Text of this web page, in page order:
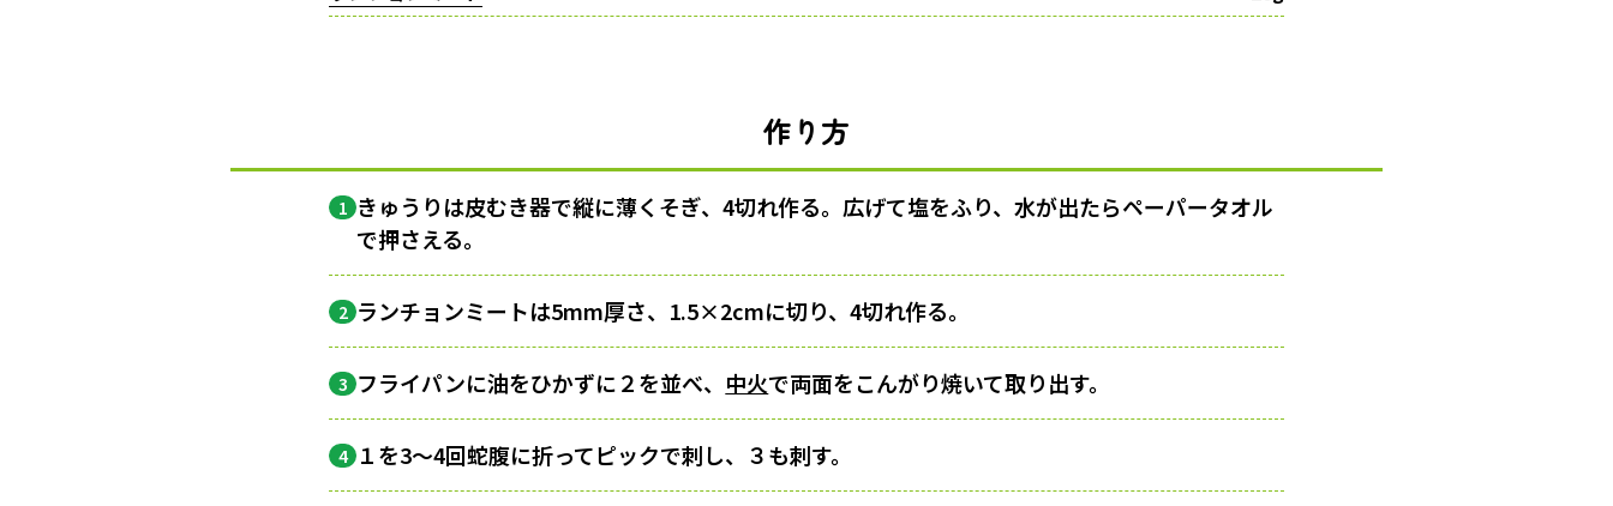
作り方
1 きゅうりは皮むき器で縦に薄くそぎ、4切れ作る。広げて塩をふり、水が出たらペーパータオル
で押さえる。
2 ランチョンミートは5mm厚さ、1.5×2cmに切り、4切れ作る。
3 フライパンに油をひかずに２を並べ、 中火で両面をこんがり焼いて取り出す。
4 １を3〜4回蛇腹に折ってピックで刺し、３も刺す。